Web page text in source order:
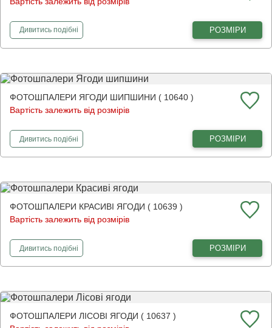
Дивитисьфотошпалери
подібні РОЗМІРИ
ФОТОШПАЛЕРИ ЯГОДИ ШИПШИНИ ( 10640 )
Вартість залежить від розмірів
Дивитисьфотошпалери
подібні РОЗМІРИ
ФОТОШПАЛЕРИ КРАСИВІ ЯГОДИ ( 10639 )
Вартість залежить від розмірів
Дивитисьфотошпалери
подібні РОЗМІРИ
ФОТОШПАЛЕРИ ЛІСОВІ ЯГОДИ ( 10637 )